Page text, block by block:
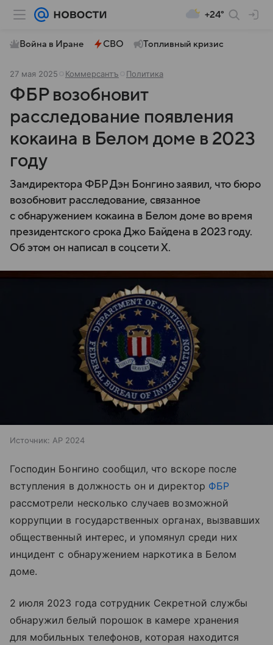
+24°
Война в Иране СВО Топливный кризис
27 мая 2025 Коммерсантъ Политика
ФБР возобновит
расследование появления
кокаина в Белом доме в 2023
году
Замдиректора ФБР Дэн Бонгино заявил, что бюро
возобновит расследование, связанное
с обнаружением кокаина в Белом доме во время
президентского срока Джо Байдена в 2023 году.
Об этом он написал в соцсети Х.
Источник: AP 2024
Господин Бонгино сообщил, что вскоре после
вступления в должность он и директор ФБР
рассмотрели несколько случаев возможной
коррупции в государственных органах, вызвавших
общественный интерес, и упомянул среди них
инцидент с обнаружением наркотика в Белом
доме.
2 июля 2023 года сотрудник Секретной службы
обнаружил белый порошок в камере хранения
для мобильных телефонов, которая находится